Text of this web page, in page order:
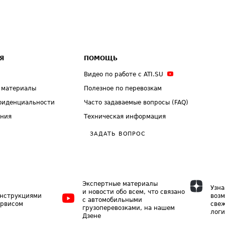
ПОМОЩЬ
Видео по работе с ATI.SU
Полезное по перевозкам
Часто задаваемые вопросы (FAQ)
Техническая информация
ЗАДАТЬ ВОПРОС
Экспертные материалы
и новости обо всем, что связано
с автомобильными
грузоперевозками, на нашем
Дзене